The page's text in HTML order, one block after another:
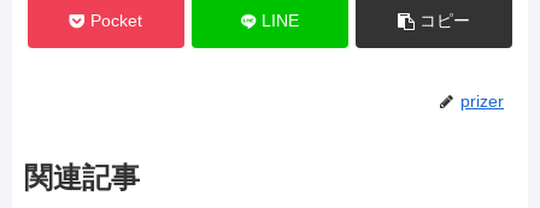
Pocket LINE コピー
prizer
関連記事